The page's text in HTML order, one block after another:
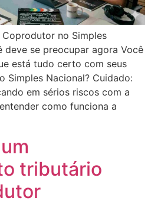
no Simples
deve se preocupar agora Você
está tudo certo com seus
Simples Nacional? Cuidado:
em sérios riscos com a
como funciona a
tributário